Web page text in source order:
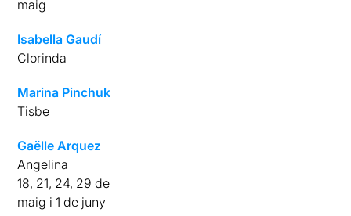
maig
Isabella Gaudí
Clorinda
Marina Pinchuk
Tisbe
Gaëlle Arquez
Angelina
18, 21, 24, 29 de
maig i 1 de juny